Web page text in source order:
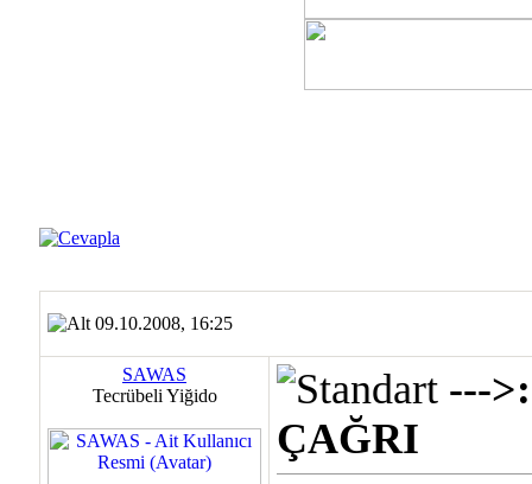
09.10.2008, 16:25
SAWAS
Tecrübeli Yiğido
---
ÇAĞRI